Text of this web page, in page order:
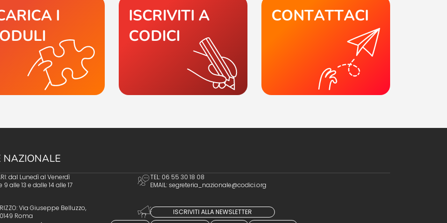
I
ISCRIVITI A
CODICI
CONTATTACI
NAZIONALE
dal Lunedì al Venerdì
9 alle 13 e dalle 14 alle 17
TEL: 06 55 30 18 08
EMAIL: segreteria_nazionale@codici.org
Via Giuseppe Belluzzo,
Roma
ISCRIVITI ALLA NEWSLETTER